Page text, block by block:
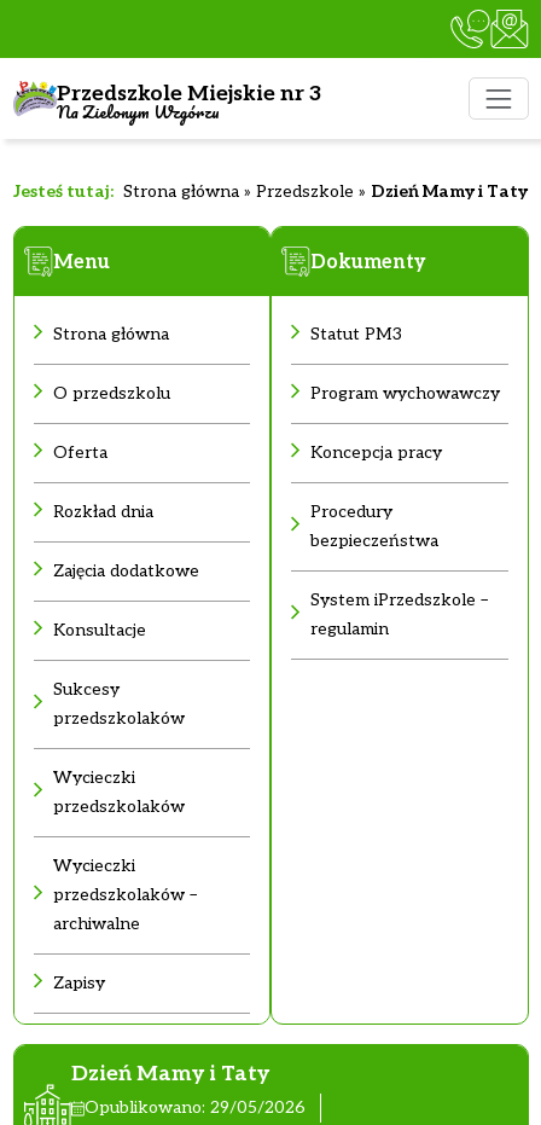
Przedszkole Miejskie nr 3
Na Zielonym Wzgórzu
Strona główna» Przedszkole » Dzień Mamy i Taty
Dzień Mamy i Taty
Opublikowano: 29/05/2026
Menu
Strona główna
O przedszkolu
Oferta
Rozkład dnia
Zajęcia dodatkowe
Konsultacje
Sukcesy
przedszkolaków
Wycieczki
przedszkolaków
Wycieczki
przedszkolaków –
archiwalne
Zapisy
Dokumenty
Statut PM3
Program wychowawczy
Koncepcja pracy
Procedury
bezpieczeństwa
System iPrzedszkole –
regulamin